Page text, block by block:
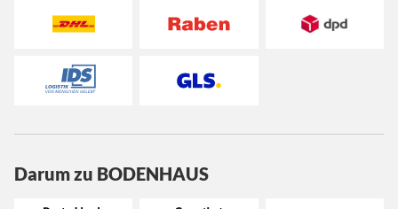
Darum zu BODENHAUS